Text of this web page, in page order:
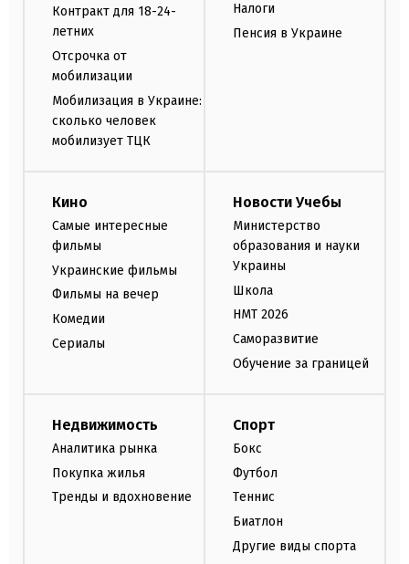
Контракт для 18-24-
летних
Отсрочка от
мобилизации
Мобилизация в Украине:
сколько человек
мобилизует ТЦК
Налоги
Пенсия в Украине
Кино
Самые интересные
фильмы
Украинские фильмы
Фильмы на вечер
Комедии
Сериалы
Новости Учебы
Министерство
образования и науки
Украины
Школа
НМТ 2026
Саморазвитие
Обучение за границей
Недвижимость
Аналитика рынка
Покупка жилья
Тренды и вдохновение
Спорт
Бокс
Футбол
Теннис
Биатлон
Другие виды спорта